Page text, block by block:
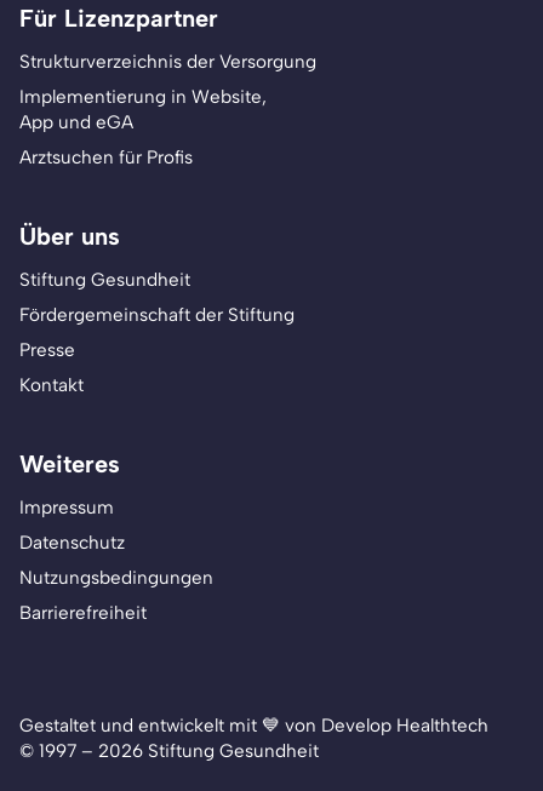
Für Lizenzpartner
Strukturverzeichnis der Versorgung
Implementierung in Website,
App und eGA
Arztsuchen für Profis
Über uns
Stiftung Gesundheit
Fördergemeinschaft der Stiftung
Presse
Kontakt
Weiteres
Impressum
Datenschutz
Nutzungsbedingungen
Barrierefreiheit
Gestaltet und entwickelt mit 💙 von Develop Healthtech
© 1997 – 2026 Stiftung Gesundheit